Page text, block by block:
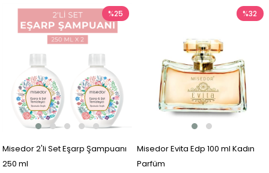
Misedor 2'li Set Eşarp Şampuanı
250 ml
%25
Misedor Evita Edp 100 ml Kadın
Parfüm
%32